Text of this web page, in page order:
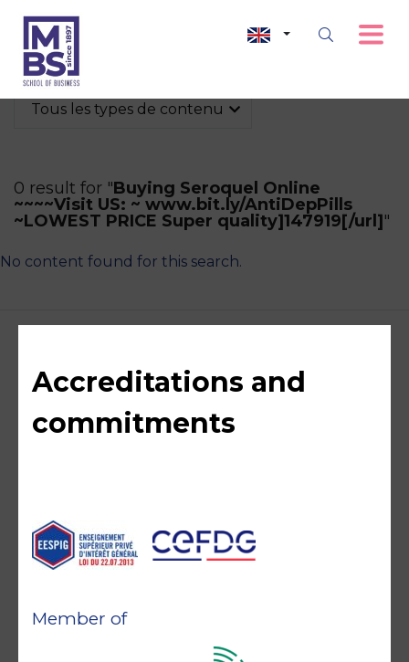
Tous les types de contenu
0 result for "Buying Seroquel Online
~~~~Visit US: ~ www.bit.ly/AntiDepPills
~LOWEST PRICE Super quality]147919[/url]"
No content found for this search.
Accreditations and
commitments
Member of